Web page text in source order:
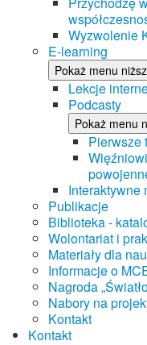
Wyzwolenie
E-learning
Pokaż menu
Lekcje
Podcasty
Pokaż menu
Pierwsze
Interaktywne
Publikacje
Biblioteka -
Wolontariat i
Materiały dla
Informacje o
Nagroda
Nabory na
Kontakt
Kontakt